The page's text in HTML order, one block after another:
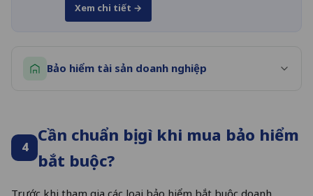
Xem chi tiết →
Bảo hiểm tài sản doanh nghiệp
4
Cần chuẩn bị gì khi mua bảo hiểm
bắt buộc?
Trước khi tham gia các loại bảo hiểm bắt buộc doanh